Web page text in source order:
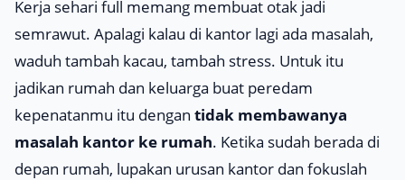
Kerja sehari full memang membuat otak jadi
semrawut. Apalagi kalau di kantor lagi ada masalah,
waduh tambah kacau, tambah stress. Untuk itu
jadikan rumah dan keluarga buat peredam
kepenatanmu itu dengan tidak membawanya
masalah kantor ke rumah. Ketika sudah berada di
depan rumah, lupakan urusan kantor dan fokuslah